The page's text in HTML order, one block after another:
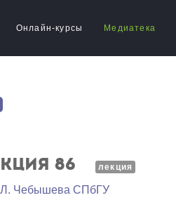
Онлайн-курсы Медиатека
86 лекция
Чебышева СПбГУ